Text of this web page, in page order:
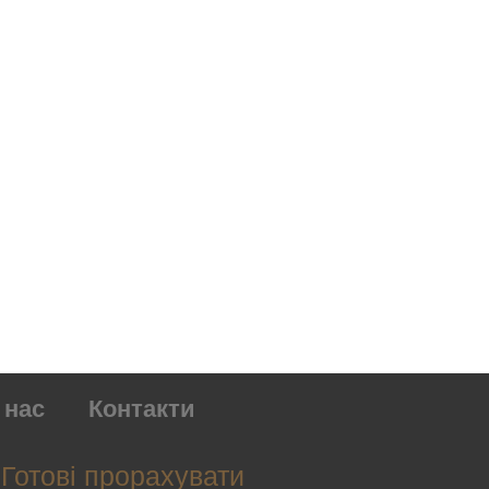
Контакти
Готові прорахувати